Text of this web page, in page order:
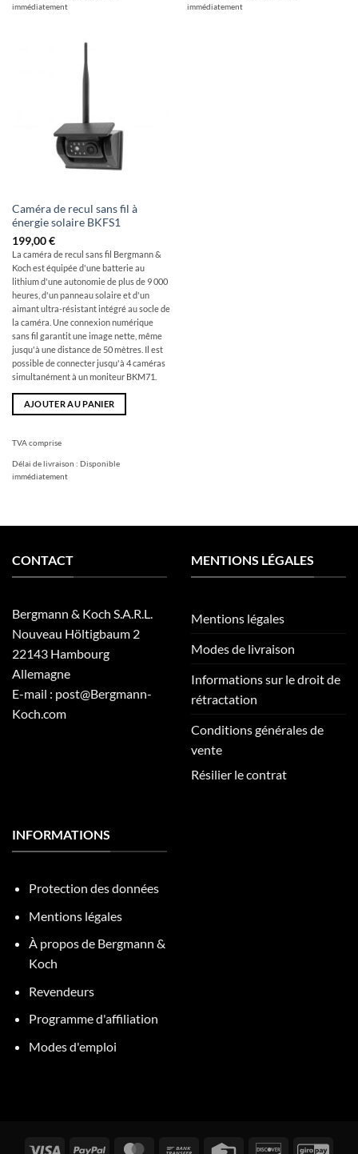
immédiatement
immédiatement
Caméra de recul sans fil à
énergie solaire BKFS1
199,00€
La caméra de recul sans fil Bergmann &
Koch est équipée d'une batterie au
lithium d'une autonomie de plus de 9 000
heures, d'un panneau solaire et d'un
aimant ultra-résistant intégré au socle de
la caméra. Une connexion numérique
sans fil garantit une image nette, même
jusqu'à une distance de 50 mètres. Il est
possible de connecter jusqu'à 4 caméras
simultanément à un moniteur BKM71.
AJOUTER AU PANIER
TVA comprise
Délai de livraison : Disponible
immédiatement
CONTACT
Bergmann & Koch S.A.R.L.
Nouveau Höltigbaum 2
22143 Hambourg
Allemagne
E-mail : post@Bergmann-
Koch.com
MENTIONS LÉGALES
Mentions légales
Modes de livraison
Informations sur le droit de
rétractation
Conditions générales de
vente
Résilier le contrat
INFORMATIONS
Protection des données
Mentions légales
À propos de Bergmann &
Koch
Revendeurs
Programme d'affiliation
Modes d'emploi
Visa PayPal MasterCardVirement Carte Découvrez